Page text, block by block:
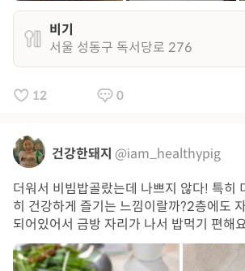
비기
서울 성동구 독서당로 276
12 0
건강한돼지 @iam_healthypig
더워서 비빔밥골랐는데 나쁘지 않다! 특히
히 건강하게 즐기는 느낌이랄까?2층에도
되어있어서 금방 자리가 나서 밥먹기 편해